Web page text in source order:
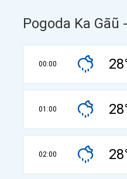
Pogoda Ka
00:00
01:00
02:00